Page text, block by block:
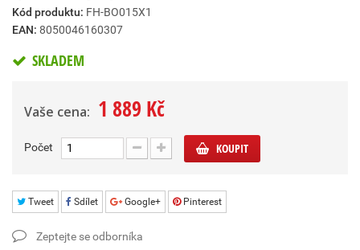
Kód produktu: FH-BO015X1
EAN: 8050046160307
SKLADEM
Vaše cena: 1 889 Kč
Počet KOUPIT
Tweet Sdílet Google+ Pinterest
Zeptejte se odborníka